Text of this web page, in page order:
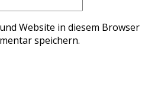
Website in diesem Browser
speichern.